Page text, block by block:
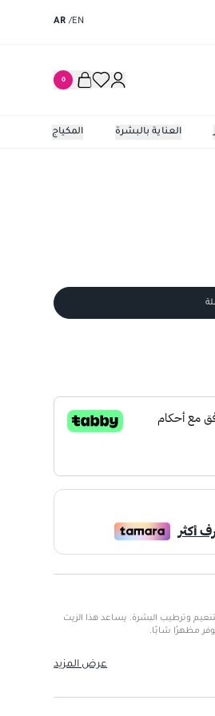
EN
/
AR
0
المكياج العناية بالبشرة
مصمم لتنعيم وترطيب البشرة. يساعد هذا الزيت
مظهرًا شابًا.
عرض المزيد